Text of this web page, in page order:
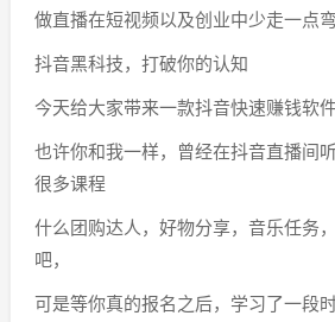
做直播在短视频以及创业中少走一点弯
抖音黑科技，打破你的认知
今天给大家带来一款抖音快速赚钱软
也许你和我一样，曾经在抖音直播间
很多课程
什么团购达人，好物分享，音乐任务
吧，
可是等你真的报名之后，学习了一段